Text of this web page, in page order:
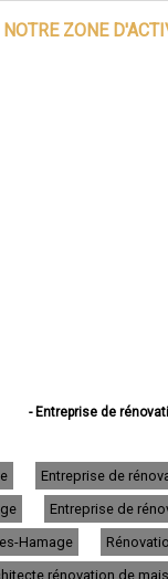
NOTRE ZONE
- Entreprise de
- Entreprise de
de rénovation
Entreprise de rénovation
- Entreprise de
- Entreprise de
de rénovation
Entreprise de
Entreprise de
Hamage
rénovation de